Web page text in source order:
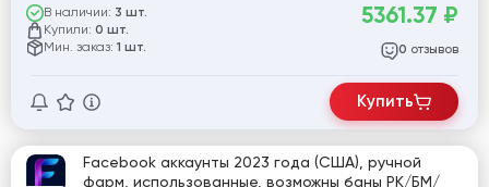
В наличии: 3 шт.
Купили: 0 шт.
Мин. заказ: 1 шт.
5361.37 ₽
0 отзывов
Купить
Facebook аккаунты 2023 года (США), ручной
фарм, использованные, возможны баны РК/БМ/